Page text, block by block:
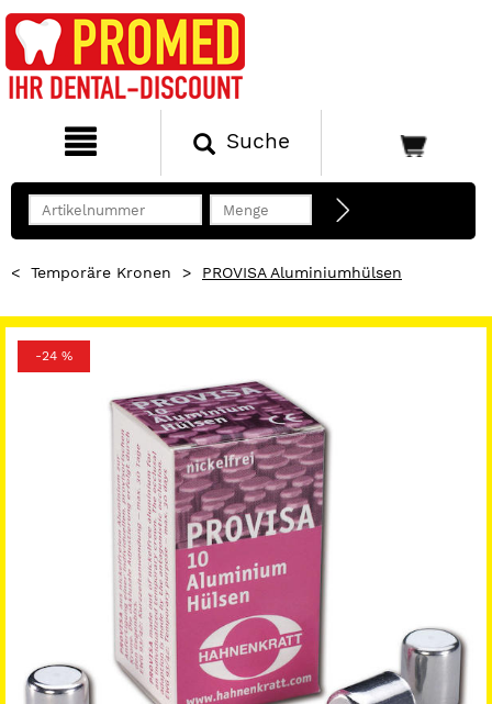
Suche
< Temporäre Kronen > PROVISA Aluminiumhülsen
-24 %